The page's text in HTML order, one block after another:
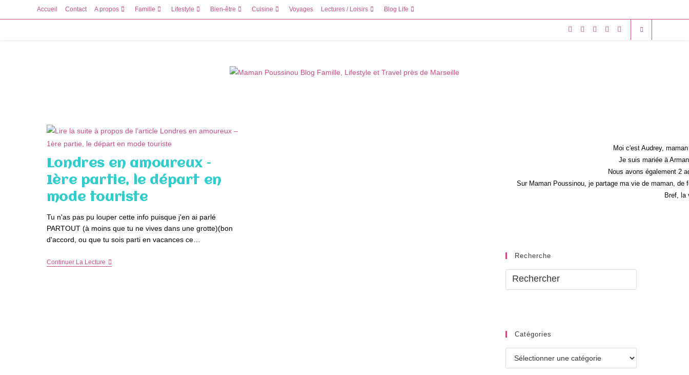
to
Accueil Contact A propos Famille Lifestyle Bien-être Cuisine Voyages Lectures / Loisirs Blog Life
Londres en amoureux –
1ère partie, le départ en
mode touriste
Tu n'as pas pu louper cette info puisque j'en ai parlé
PARTOUT (à moins que tu ne vives dans une grotte)(bon
d'accord, ou que tu sois parti en vacances ce…
Continuer La LectureLondres
Moi c'est Audrey,
Je suis mariée à
Nous avons également 2
Sur Maman Poussinou, je partage ma vie de maman,
Bref, la
Recherche
Catégories